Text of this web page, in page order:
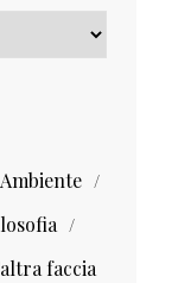
Ambiente
faccia